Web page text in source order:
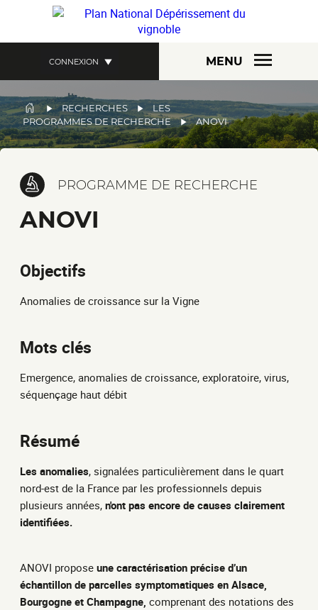
contenu
CONNEXION MENU
FIL
D'ARIANE
RECHERCHES
LES
PROGRAMMES DE RECHERCHE
ANOVI
PROGRAMME DE RECHERCHE
ANOVI
Objectifs
Anomalies de croissance sur la Vigne
Mots clés
Emergence, anomalies de croissance, exploratoire, virus,
séquençage haut débit
Résumé
Les anomalies, signalées particulièrement dans le quart
nord-est de la France par les professionnels depuis
plusieurs années, n'ont pas encore de causes clairement
identifiées.
ANOVI propose une caractérisation précise d’un
échantillon de parcelles symptomatiques en Alsace,
Bourgogne et Champagne, comprenant des notations des